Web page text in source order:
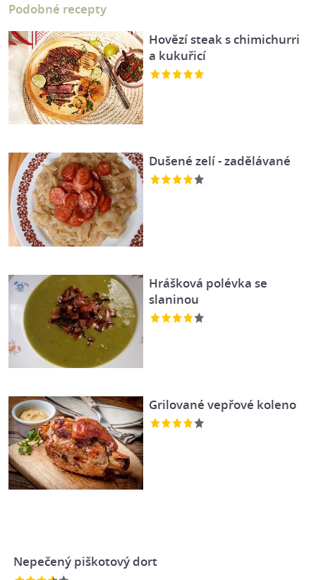
Podobné recepty
Hovězí steak s chimichurri
a kukuřicí
Dušené zelí - zadělávané
Hrášková polévka se
slaninou
Grilované vepřové koleno
Nepečený piškotový dort